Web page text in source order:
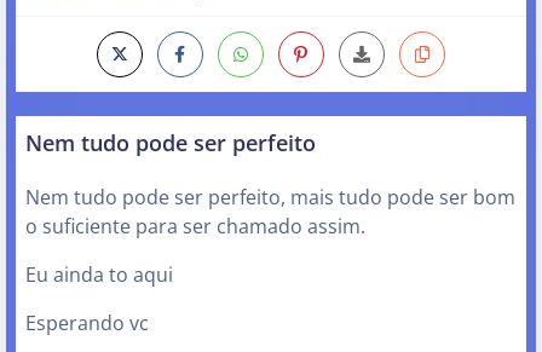
Nem tudo pode ser perfeito
Nem tudo pode ser perfeito, mais tudo pode ser bom
o suficiente para ser chamado assim.
Eu ainda to aqui
Esperando vc